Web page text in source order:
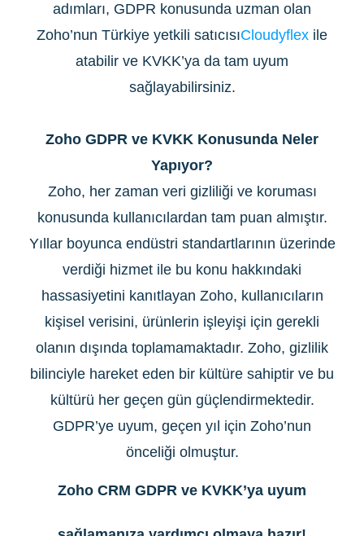
adımları, GDPR konusunda uzman olan
Zoho’nun Türkiye yetkili satıcısıCloudyflex ile
atabilir ve KVKK’ya da tam uyum
sağlayabilirsiniz.
Zoho GDPR ve KVKK Konusunda Neler
Yapıyor?
Zoho, her zaman veri gizliliği ve koruması
konusunda kullanıcılardan tam puan almıştır.
Yıllar boyunca endüstri standartlarının üzerinde
verdiği hizmet ile bu konu hakkındaki
hassasiyetini kanıtlayan Zoho, kullanıcıların
kişisel verisini, ürünlerin işleyişi için gerekli
olanın dışında toplamamaktadır. Zoho, gizlilik
bilinciyle hareket eden bir kültüre sahiptir ve bu
kültürü her geçen gün güçlendirmektedir.
GDPR’ye uyum, geçen yıl için Zoho’nun
önceliği olmuştur.
Zoho CRM GDPR ve KVKK’ya uyum